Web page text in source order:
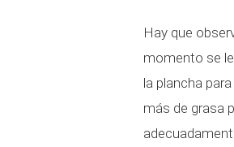
Hay que
momento se
la plancha
más de grasa